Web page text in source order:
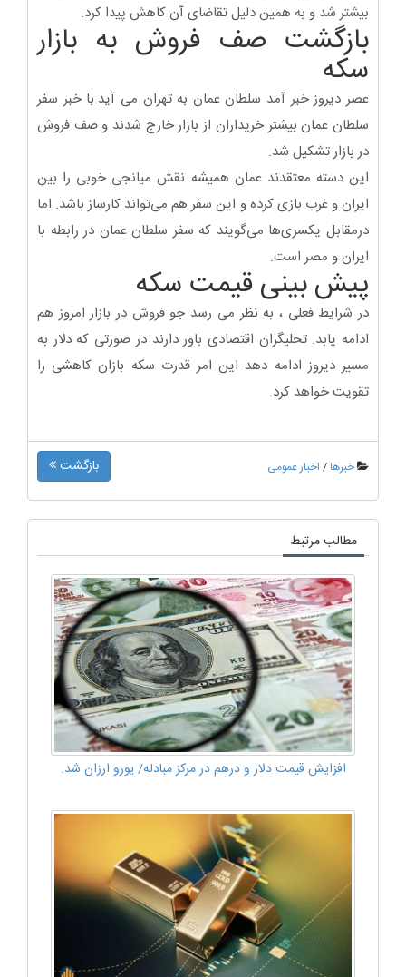
بیشتر شد و به همین دلیل تقاضای آن کاهش پیدا کرد.
بازگشت صف فروش به بازار
سکه
عصر دیروز خبر آمد سلطان عمان به تهران می آید.با خبر سفر
سلطان عمان بیشتر خریداران از بازار خارج شدند و صف فروش
در بازار تشکیل شد.
این‌ دسته معتقدند عمان همیشه نقش میانجی خوبی‌ را بین
ایران و غرب بازی کرده و این سفر هم می‌تواند کارساز باشد. اما
درمقابل یکسری‌ها می‌گویند که سفر سلطان عمان در رابطه با
ایران و مصر است.
پیش بینی قیمت سکه
در شرایط فعلی ، به نظر می رسد جو فروش در بازار امروز هم
ادامه یابد. تحلیگران اقتصادی باور دارند در صورتی که دلار به
مسیر دیروز ادامه دهد این امر قدرت سکه بازان کاهشی را
تقویت خواهد کرد.
خبرها/ اخبار عمومی بازگشت
مطالب مرتبط
افزایش قیمت‌ دلار و درهم در مرکز مبادله/ یورو ارزان شد.